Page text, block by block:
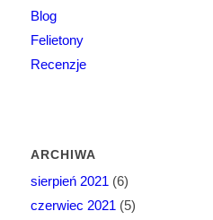
Blog
Felietony
Recenzje
ARCHIWA
sierpień 2021 (6)
czerwiec 2021 (5)